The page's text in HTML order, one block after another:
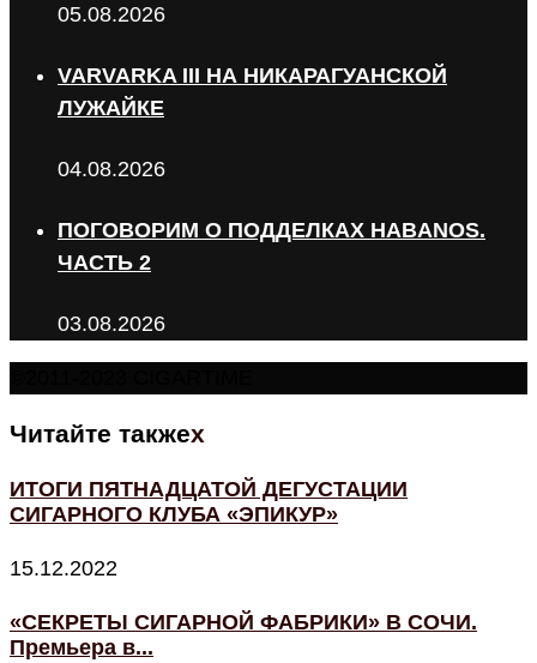
05.08.2026
VARVARKA III НА НИКАРАГУАНСКОЙ
ЛУЖАЙКЕ
04.08.2026
ПОГОВОРИМ О ПОДДЕЛКАХ HABANOS.
ЧАСТЬ 2
03.08.2026
Читайте такжеx
ИТОГИ ПЯТНАДЦАТОЙ ДЕГУСТАЦИИ
СИГАРНОГО КЛУБА «ЭПИКУР»
15.12.2022
«СЕКРЕТЫ СИГАРНОЙ ФАБРИКИ» В СОЧИ.
Премьера в...